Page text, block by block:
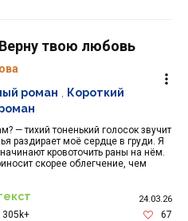
твою любовь
— тихий тоненький голосок звучит
раздирает моё сердце в груди. Я
кровоточить раны на нём.
скорее облегчение, чем
роман
Короткий
24.03.26
305k+ 67